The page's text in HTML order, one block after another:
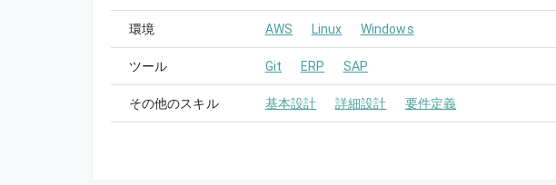
環境 AWS Linux Windows
ツール Git ERP SAP
その他のスキル 基本設計 詳細設計 要件定義